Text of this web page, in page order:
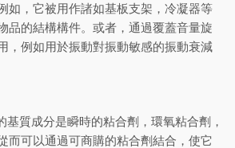
如，它被用作諸如基板支架，冷凝器等
品的結構構件。或者，通過覆蓋音量旋
，例如用於振動對振動敏感的振動衰減
基質成分是瞬時的粘合劑，環氧粘合劑，
而可以通過可商購的粘合劑結合，使它